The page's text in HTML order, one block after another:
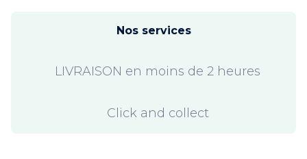
Nos services
LIVRAISON en moins de 2 heures
Click and collect